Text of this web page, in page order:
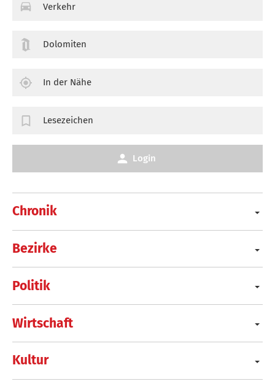
Chronik
Bezirke
Politik
Wirtschaft
Kultur
Verkehr
Dolomiten
In der Nähe
Lesezeichen
Login